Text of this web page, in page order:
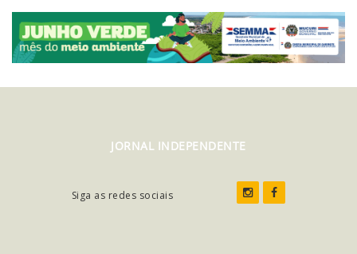
JORNAL INDEPENDENTE
Siga as redes sociais